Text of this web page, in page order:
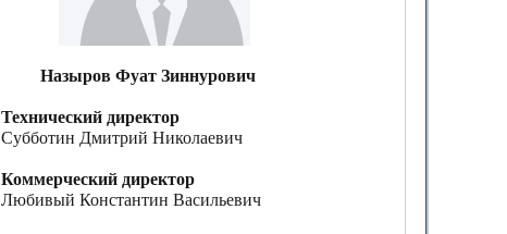
Назыров Фуат Зиннурович
Технический директор
Субботин Дмитрий Николаевич
Коммерческий директор
Любивый Константин Васильевич